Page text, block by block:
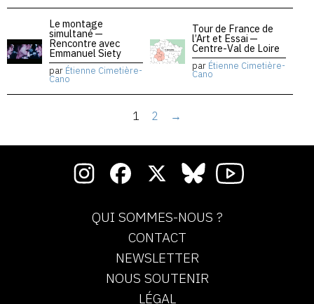
Le montage
simultané —
Rencontre avec
Emmanuel Siety
par Étienne Cimetière-
Cano
Tour de France de
l’Art et Essai —
Centre-Val de Loire
par Étienne Cimetière-
Cano
1 2 →
QUI SOMMES-NOUS ?
CONTACT
NEWSLETTER
NOUS SOUTENIR
LÉGAL